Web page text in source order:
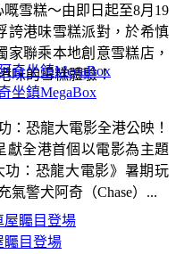
雪糕～由即日起至8月19
誇港味雪糕派對，於希慎
聯乘本地創意雪糕店，
味的雪糕體驗！
矚目登場
坐鎮MegaBox
：恐龍大電影全港公映！
獻全港首個以電影為主題
功：恐龍大電影》暑期玩
氣警犬阿奇（Chase）...